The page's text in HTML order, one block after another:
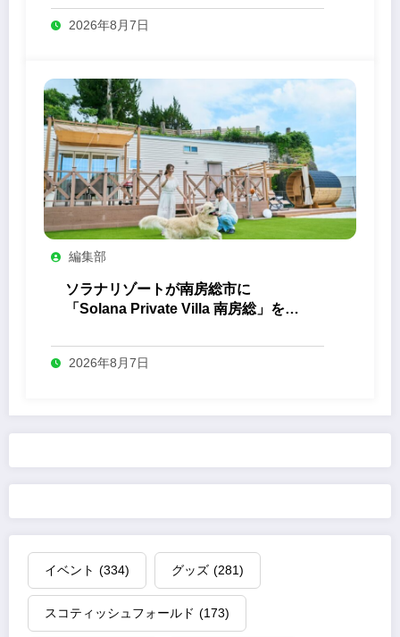
2026年8月7日
編集部
ソラナリゾートが南房総市に
「Solana Private Villa 南房総」を開
2026年8月7日
イベント (334) グッズ (281)
スコティッシュフォールド (173)